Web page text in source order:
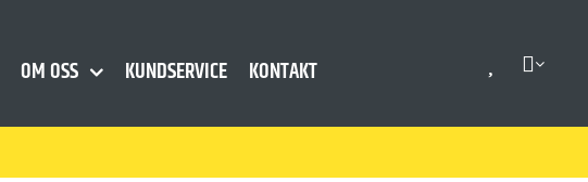
OM OSS KUNDSERVICE KONTAKT